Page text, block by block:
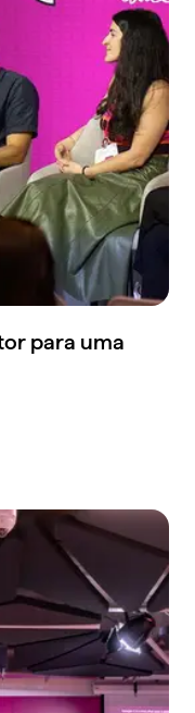
para uma